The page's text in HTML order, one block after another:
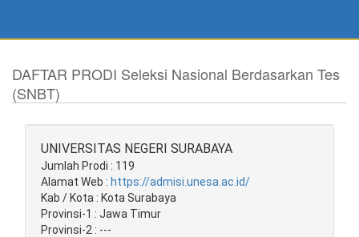
DAFTAR PRODI Seleksi Nasional Berdasarkan Tes
(SNBT)
UNIVERSITAS NEGERI SURABAYA
Jumlah Prodi : 119
Alamat Web : https://admisi.unesa.ac.id/
Kab / Kota : Kota Surabaya
Provinsi-1 : Jawa Timur
Provinsi-2 : ---